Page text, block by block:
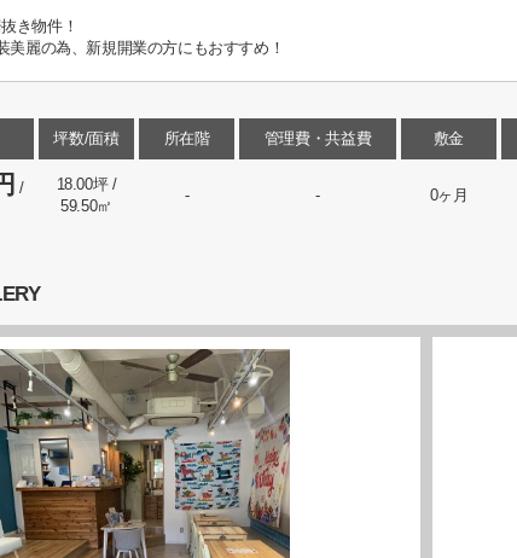
き物件！
美麗の為、新規開業の方にもおすすめ！
/
坪数/面積
18.00坪 /
59.50㎡
所在階
-
管理費・共益費
-
敷金
0ヶ月